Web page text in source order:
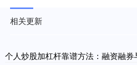
相关更新
个人炒股加杠杆靠谱方法：融资融券